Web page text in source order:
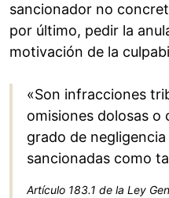
sancionador no
por último, pedir la
motivación de la
«Son infracciones
omisiones dolosas o
grado de
sancionadas como
Artículo 183.1 de la Ley